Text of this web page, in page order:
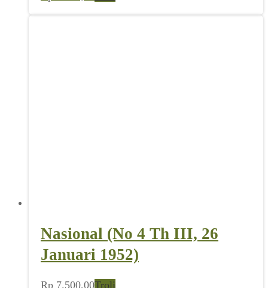
Nasional (No 4 Th III, 26
Januari 1952)
Rp 7.500,00Troli